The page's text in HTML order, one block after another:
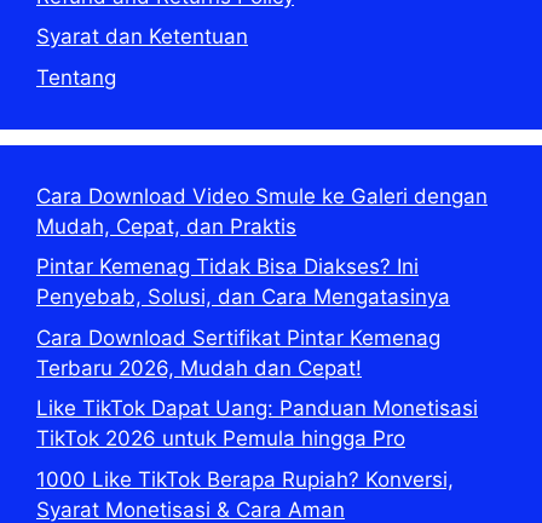
Syarat dan Ketentuan
Tentang
Cara Download Video Smule ke Galeri dengan
Mudah, Cepat, dan Praktis
Pintar Kemenag Tidak Bisa Diakses? Ini
Penyebab, Solusi, dan Cara Mengatasinya
Cara Download Sertifikat Pintar Kemenag
Terbaru 2026, Mudah dan Cepat!
Like TikTok Dapat Uang: Panduan Monetisasi
TikTok 2026 untuk Pemula hingga Pro
1000 Like TikTok Berapa Rupiah? Konversi,
Syarat Monetisasi & Cara Aman